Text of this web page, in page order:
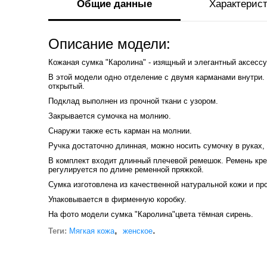
Общие данные
Описание модели:
Кожаная сумка "Каролина" - изящный и элегантный
В этой модели одно отделение с двумя карманами
открытый.
Подклад выполнен из прочной ткани с узором.
Закрывается сумочка на молнию.
Снаружи также есть карман на молнии.
Ручка достаточно длинная, можно носить сумочку в
В комплект входит длинный плечевой ремешок. Ремень
регулируется по длине ременной пряжкой.
Сумка изготовлена из качественной натуральной кожи и
Упаковывается в фирменную коробку.
На фото модели сумка "Каролина"цвета тёмная сирень.
Теги: Мягкая кожа, женское.